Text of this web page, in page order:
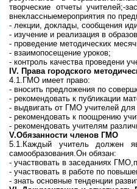
творческие отчеты учителей;-
внеклассныемероприятия по
- лекции, доклады, сообщения
- изучение и реализация в
- проведение методических
- взаимопосещение уроков;
- контроль качества проведени
IV. Права городского
4.1.ГМО имеет право:
- вносить предложения по
- рекомендовать к публикации
- выдвигать от ГМО учителей для
- рекомендовать к поощрению
- рекомендовать учителям
V.Обязанности членов ГМО
5.1.Каждый учитель должен
самообразования.Он обязан:
- участвовать в заседаниях
- участвовать в работе по
- знать основные тенденции